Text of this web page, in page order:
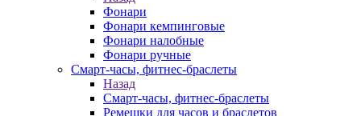
Фонари
Фонари кемпинговые
Фонари налобные
Фонари ручные
Смарт-часы, фитнес-браслеты
Назад
Смарт-часы, фитнес-браслеты
Ремешки для часов и браслетов